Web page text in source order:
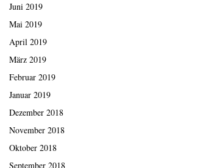
Juni 2019
Mai 2019
April 2019
März 2019
Februar 2019
Januar 2019
Dezember 2018
November 2018
Oktober 2018
September 2018